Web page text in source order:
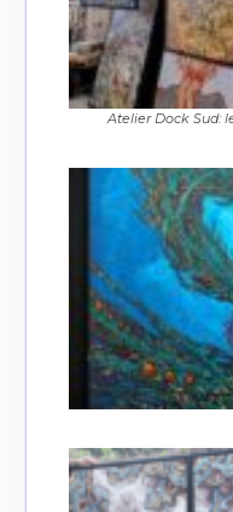
Atelier Dock Sud: